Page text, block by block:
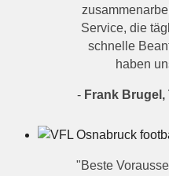
Service, die
schnelle
haben
- Frank Brugel,
"Beste